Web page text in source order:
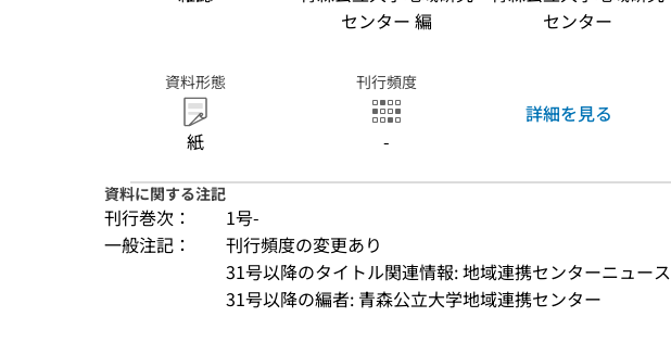
センター 編
センター
資料形態
紙
刊行頻度
-
詳細を見る
資料に関する注記
刊行巻次：
1号-
一般注記：
刊行頻度の変更あり
31号以降のタイトル関連情報: 地域連携センターニュース
31号以降の編者: 青森公立大学地域連携センター